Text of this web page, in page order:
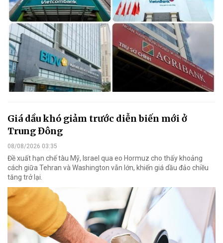
Giá dầu khó giảm trước diễn biến mới ở
Trung Đông
08/08/2026 03:35
Đề xuất hạn chế tàu Mỹ, Israel qua eo Hormuz cho thấy khoảng
cách giữa Tehran và Washington vẫn lớn, khiến giá dầu đảo chiều
tăng trở lại.